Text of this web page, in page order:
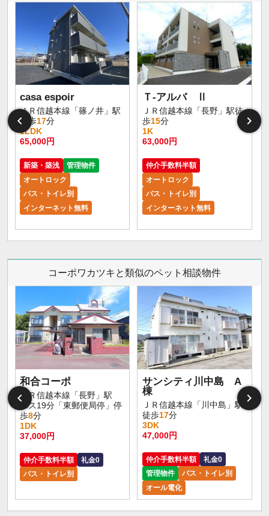
casa espoir
ＪＲ信越本線「篠ノ井」駅
徒歩17分
1LDK
65,000円
新築・築浅
管理物件
オートロック
バス・トイレ別
インターネット無料
Ｔ-アルバ Ⅱ
ＪＲ信越本線「長野」駅徒
歩15分
1K
63,000円
仲介手数料半額
オートロック
バス・トイレ別
インターネット無料
コーポワカツキと類似のペット相談物件
和合コーポ
ＪＲ信越本線「長野」駅
バス19分「東郵便局停」停
歩8分
1DK
37,000円
仲介手数料半額
礼金0
バス・トイレ別
サンシティ川中島 A
棟
ＪＲ信越本線「川中島」駅
徒歩17分
3DK
47,000円
仲介手数料半額
礼金0
管理物件
バス・トイレ別
オール電化